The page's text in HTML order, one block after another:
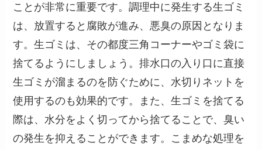
ことが非常に重要です。調理中に発生する生ゴミ
は、放置すると腐敗が進み、悪臭の原因となりま
す。生ゴミは、その都度三角コーナーやゴミ袋に
捨てるようにしましょう。排水口の入り口に直接
生ゴミが溜まるのを防ぐために、水切りネットを
使用するのも効果的です。また、生ゴミを捨てる
際は、水分をよく切ってから捨てることで、臭い
の発生を抑えることができます。こまめな処理を